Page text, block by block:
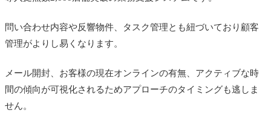
問い合わせ内容や反響物件、タスク管理とも紐づいており顧客
管理がよりし易くなります。
メール開封、お客様の現在オンラインの有無、アクティブな時
間の傾向が可視化されるためアプローチのタイミングも逃しま
せん。